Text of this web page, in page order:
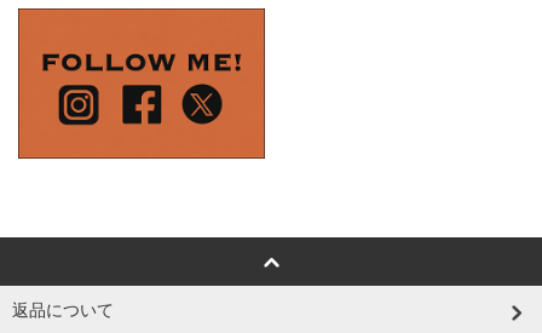
返品について